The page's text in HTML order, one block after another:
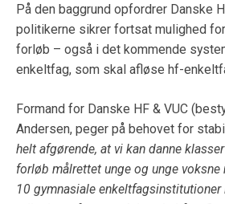
På den baggrund opfordrer Danske
politikerne sikrer fortsat mulighed
forløb – også i det kommende
enkeltfag, som skal afløse hf-
Formand for Danske HF & VUC
Andersen, peger på behovet for
helt afgørende, at vi kan danne
forløb målrettet unge og unge
10 gymnasiale